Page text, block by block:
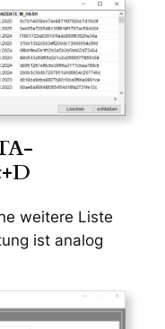
weitere Liste
ist analog